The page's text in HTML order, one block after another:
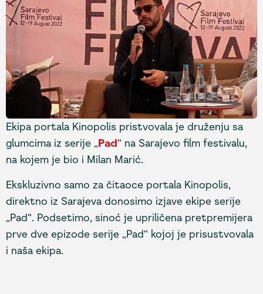
Ekipa portala Kinopolis pristvovala je druženju sa
glumcima iz serije „Pad“ na Sarajevo film festivalu,
na kojem je bio i Milan Marić.
Ekskluzivno samo za čitaoce portala Kinopolis,
direktno iz Sarajeva donosimo izjave ekipe serije
„Pad“. Podsetimo, sinoć je upriličena pretpremijera
prve dve epizode serije „Pad“ kojoj je prisustvovala
i naša ekipa.